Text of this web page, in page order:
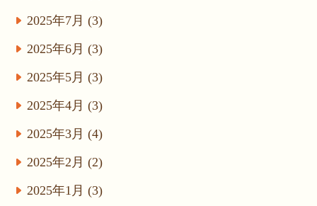
2025年7月 (3)
2025年6月 (3)
2025年5月 (3)
2025年4月 (3)
2025年3月 (4)
2025年2月 (2)
2025年1月 (3)